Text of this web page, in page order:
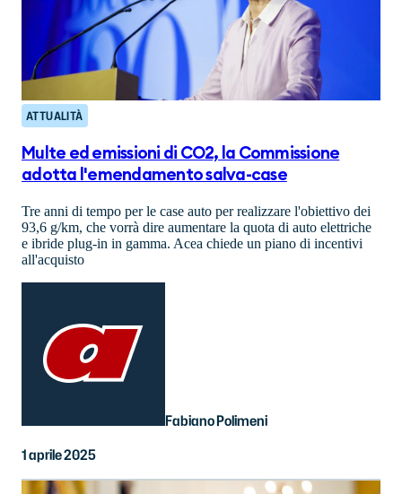
ATTUALITÀ
Multe ed emissioni di CO2, la Commissione
adotta l'emendamento salva-case
Tre anni di tempo per le case auto per realizzare l'obiettivo dei
93,6 g/km, che vorrà dire aumentare la quota di auto elettriche
e ibride plug-in in gamma. Acea chiede un piano di incentivi
all'acquisto
Fabiano Polimeni
1 aprile 2025